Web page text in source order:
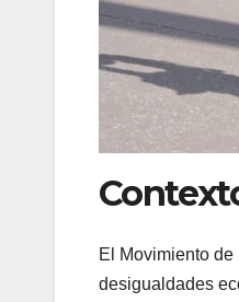
El Movimiento
desigualdades